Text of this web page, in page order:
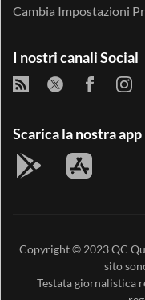
Cambia Impostazioni
I nostri canali Social
Scarica la nostra app
Copyright © 2023QC
sito
Testata giornalistica